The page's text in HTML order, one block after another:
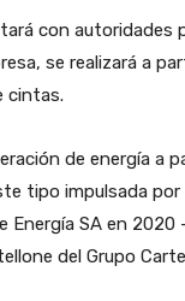
con autoridades
se realizará a
cintas.
de energía a
tipo impulsada
Energía SA en
del Grupo